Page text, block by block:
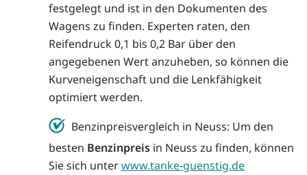
festgelegt und ist in den Dokumenten des
Wagens zu finden. Experten raten, den
Reifendruck 0,1 bis 0,2 Bar über den
angegebenen Wert anzuheben, so können die
Kurveneigenschaft und die Lenkfähigkeit
optimiert werden.
Benzinpreisvergleich in Neuss: Um den
besten Benzinpreis in Neuss zu finden, können
Sie sich unterwww.tanke-guenstig.de